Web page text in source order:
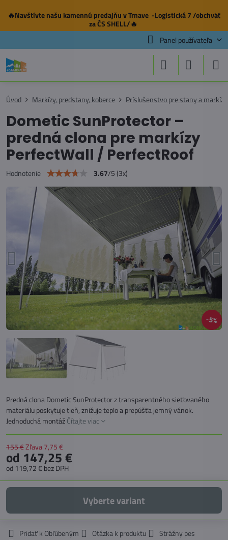
✕
🔥Navštívte našu kamennú predajňuv Trnave -Logistická 7 /obchvat
za ČS SHELL/🔥
Panel používateľa
5%
Úvod Markízy, predstany, koberce Príslušenstvo pre stany a markízy
Dometic SunProtector –
predná clona pre markízy
PerfectWall / PerfectRoof
Hodnotenie 3.67/5(3x)
Predná clona Dometic SunProtector z transparentného sieťovaného
materiálu poskytuje tieň, znižuje teplo a prepúšťa jemný vánok.
Jednoduchá montážČítajte viac
155 €Zľava7,75 €
od 147,25 €
od 119,72 € bez DPH
Vyberte variant
Pridať k Obľúbeným Otázka k produktu
Strážny pes